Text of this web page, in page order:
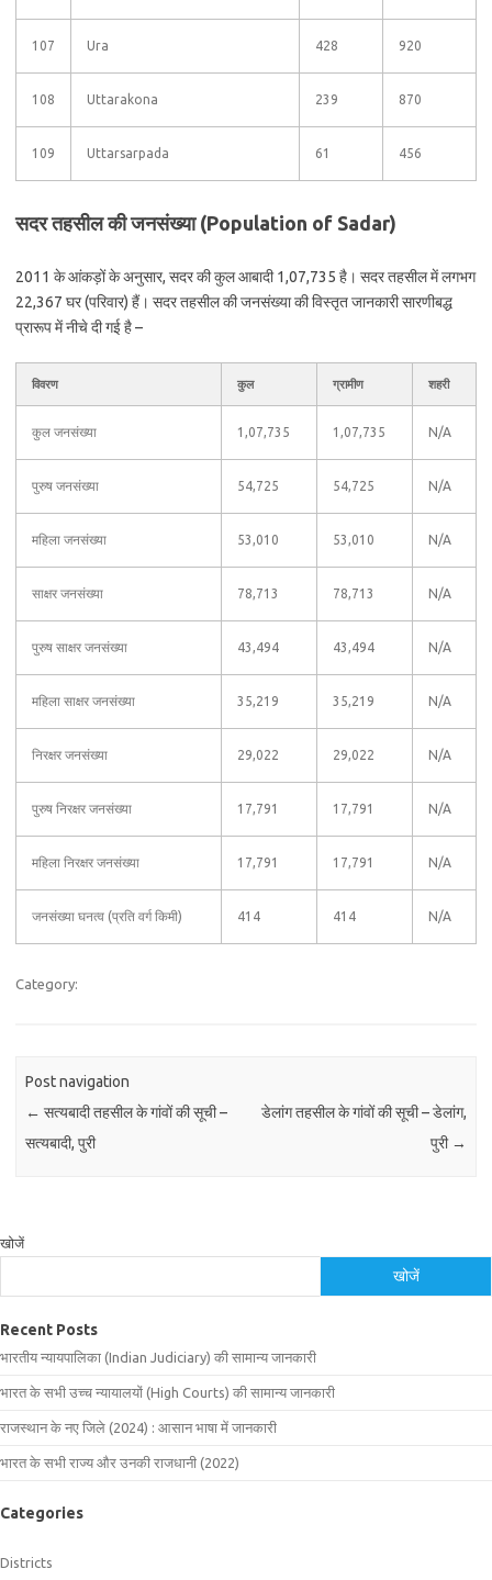
107 Ura 428 920
108 Uttarakona 239 870
109 Uttarsarpada 61 456
सदर तहसील की जनसंख्या (Population of Sadar)
2011 के आंकड़ों के अनुसार, सदर की कुल आबादी 1,07,735 है। सदर तहसील में लगभग
22,367 घर (परिवार) हैं। सदर तहसील की जनसंख्या की विस्तृत जानकारी सारणीबद्ध
प्रारूप में नीचे दी गई है –
विवरण कुल ग्रामीण शहरी
कुल जनसंख्या 1,07,735 1,07,735 N/A
पुरुष जनसंख्या 54,725 54,725 N/A
महिला जनसंख्या 53,010 53,010 N/A
साक्षर जनसंख्या 78,713 78,713 N/A
पुरुष साक्षर जनसंख्या 43,494 43,494 N/A
महिला साक्षर जनसंख्या 35,219 35,219 N/A
निरक्षर जनसंख्या 29,022 29,022 N/A
पुरुष निरक्षर जनसंख्या 17,791 17,791 N/A
महिला निरक्षर जनसंख्या 17,791 17,791 N/A
जनसंख्या घनत्व (प्रति वर्ग किमी) 414 414 N/A
Category:
Post navigation
← सत्यबादी तहसील के गांवों की सूची –
सत्यबादी, पुरी
डेलांग तहसील के गांवों की सूची – डेलांग,
पुरी →
खोजें
खोजें
Recent Posts
भारतीय न्यायपालिका (Indian Judiciary) की सामान्य जानकारी
भारत के सभी उच्च न्यायालयों (High Courts) की सामान्य जानकारी
राजस्थान के नए जिले (2024) : आसान भाषा में जानकारी
भारत के सभी राज्य और उनकी राजधानी (2022)
Categories
Districts